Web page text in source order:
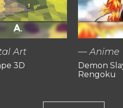
Art
3D
Anime
Demon
Rengoku